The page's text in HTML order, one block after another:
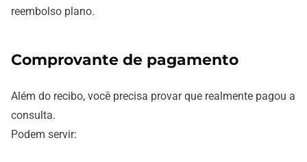
reembolso plano.
Comprovante de pagamento
Além do recibo, você precisa provar que realmente pagou a
consulta.
Podem servir: